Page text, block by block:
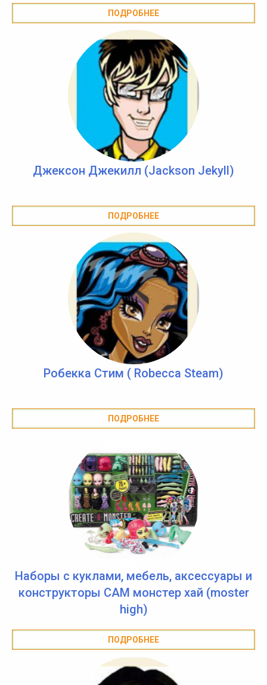
ПОДРОБНЕЕ
Джексон Джекилл (Jackson Jekyll)
ПОДРОБНЕЕ
Робекка Стим ( Robecca Steam)
ПОДРОБНЕЕ
Наборы с куклами, мебель, аксессуары и
конструкторы CAM монстер хай (moster
high)
ПОДРОБНЕЕ